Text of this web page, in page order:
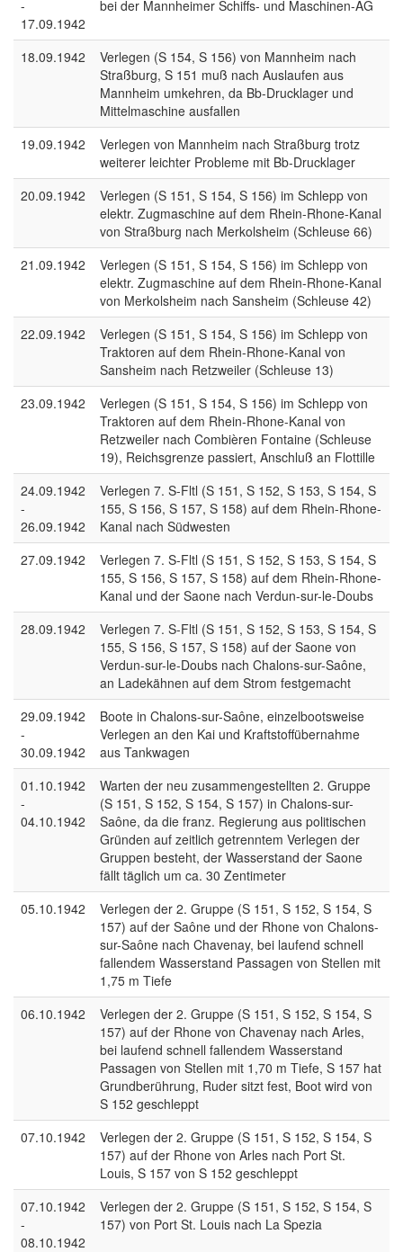
-
17.09.1942
bei der Mannheimer Schiffs- und Maschinen-AG
18.09.1942
Verlegen (S 154, S 156) von Mannheim nach
Straßburg, S 151 muß nach Auslaufen aus
Mannheim umkehren, da Bb-Drucklager und
Mittelmaschine ausfallen
19.09.1942
Verlegen von Mannheim nach Straßburg trotz
weiterer leichter Probleme mit Bb-Drucklager
20.09.1942
Verlegen (S 151, S 154, S 156) im Schlepp von
elektr. Zugmaschine auf dem Rhein-Rhone-Kanal
von Straßburg nach Merkolsheim (Schleuse 66)
21.09.1942
Verlegen (S 151, S 154, S 156) im Schlepp von
elektr. Zugmaschine auf dem Rhein-Rhone-Kanal
von Merkolsheim nach Sansheim (Schleuse 42)
22.09.1942
Verlegen (S 151, S 154, S 156) im Schlepp von
Traktoren auf dem Rhein-Rhone-Kanal von
Sansheim nach Retzweiler (Schleuse 13)
23.09.1942
Verlegen (S 151, S 154, S 156) im Schlepp von
Traktoren auf dem Rhein-Rhone-Kanal von
Retzweiler nach Combièren Fontaine (Schleuse
19), Reichsgrenze passiert, Anschluß an Flottille
24.09.1942
-
26.09.1942
Verlegen 7. S-Fltl (S 151, S 152, S 153, S 154, S
155, S 156, S 157, S 158) auf dem Rhein-Rhone-
Kanal nach Südwesten
27.09.1942
Verlegen 7. S-Fltl (S 151, S 152, S 153, S 154, S
155, S 156, S 157, S 158) auf dem Rhein-Rhone-
Kanal und der Saone nach Verdun-sur-le-Doubs
28.09.1942
Verlegen 7. S-Fltl (S 151, S 152, S 153, S 154, S
155, S 156, S 157, S 158) auf der Saone von
Verdun-sur-le-Doubs nach Chalons-sur-Saône,
an Ladekähnen auf dem Strom festgemacht
29.09.1942
-
30.09.1942
Boote in Chalons-sur-Saône, einzelbootsweise
Verlegen an den Kai und Kraftstoffübernahme
aus Tankwagen
01.10.1942
-
04.10.1942
Warten der neu zusammengestellten 2. Gruppe
(S 151, S 152, S 154, S 157) in Chalons-sur-
Saône, da die franz. Regierung aus politischen
Gründen auf zeitlich getrenntem Verlegen der
Gruppen besteht, der Wasserstand der Saone
fällt täglich um ca. 30 Zentimeter
05.10.1942
Verlegen der 2. Gruppe (S 151, S 152, S 154, S
157) auf der Saône und der Rhone von Chalons-
sur-Saône nach Chavenay, bei laufend schnell
fallendem Wasserstand Passagen von Stellen mit
1,75 m Tiefe
06.10.1942
Verlegen der 2. Gruppe (S 151, S 152, S 154, S
157) auf der Rhone von Chavenay nach Arles,
bei laufend schnell fallendem Wasserstand
Passagen von Stellen mit 1,70 m Tiefe, S 157 hat
Grundberührung, Ruder sitzt fest, Boot wird von
S 152 geschleppt
07.10.1942
Verlegen der 2. Gruppe (S 151, S 152, S 154, S
157) auf der Rhone von Arles nach Port St.
Louis, S 157 von S 152 geschleppt
07.10.1942
-
08.10.1942
Verlegen der 2. Gruppe (S 151, S 152, S 154, S
157) von Port St. Louis nach La Spezia